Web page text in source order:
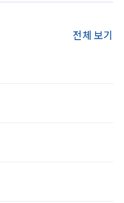
전체 보기